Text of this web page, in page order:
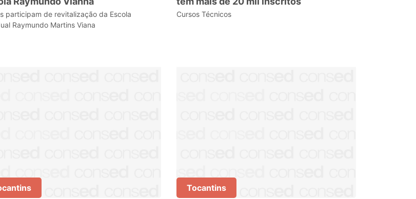
participam de revitalização da Escola
Raymundo Martins Viana
Cursos Técnicos
Tocantins